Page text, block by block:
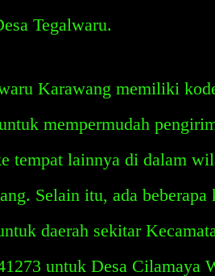
Tegalwaru.
Karawang memiliki
mempermudah
tempat lainnya di dalam
Selain itu, ada beberapa
daerah sekitar
untuk Desa Cilamaya